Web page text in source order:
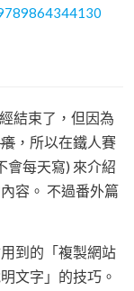
結束了，但因為
，所以在鐵人賽
會每天寫) 來介紹
容。 不過番外篇
到的「複製網站
文字」的技巧。